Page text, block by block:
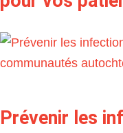
Prévenir les